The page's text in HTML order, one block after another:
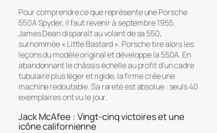
Pour comprendre ce que représente une Porsche
550A Spyder, il faut revenir à septembre 1955.
James Dean disparaît au volant de sa 550,
surnommée « Little Bastard ». Porsche tire alors les
leçons du modèle original et développe la 550A. En
abandonnant le châssis échelle au profit d’un cadre
tubulaire plus léger et rigide, la firme crée une
machine redoutable. Sa rareté est absolue : seuls 40
exemplaires ont vu le jour.
Jack McAfee : Vingt-cinq victoires et une
icône californienne